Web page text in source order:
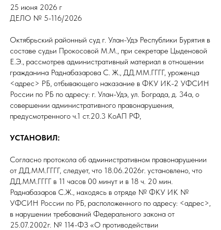
25 июня 2026 г
ДЕЛО № 5-116/2026
Октябрьский районный суд г. Улан-Удэ Республики Бурятия в
составе судьи Прокосовой М.М., при секретаре Цыденовой
Е.Э., рассмотрев административный материал в отношении
гражданина Раднабазарова С. Ж., ДД.ММ.ГГГГ, уроженца
<адрес> РБ, отбывающего наказание в ФКУ ИК-2 УФСИН
России по РБ по адресу: г. Улан-Удэ, ул. Бограда, д. 34а, о
совершении административного правонарушения,
предусмотренного ч.1 ст.20.3 КоАП РФ,
УСТАНОВИЛ:
Согласно протокола об административном правонарушении
от ДД.ММ.ГГГГ, следует, что 18.06.2026г. установлено, что
ДД.ММ.ГГГГ в 11 часов 00 минут и в 18 ч. 20 мин.
Раднабазаров С.Ж., находясь в отряде № ФКУ ИК №
УФСИН России по РБ, расположенного по адресу: <адрес>,
в нарушении требований Федерального закона от
25.07.2002г. № 114-ФЗ «О противодействии